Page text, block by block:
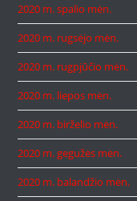
2020 m. spalio mėn.
2020 m. rugsėjo mėn.
2020 m. rugpjūčio mėn.
2020 m. liepos mėn.
2020 m. birželio mėn.
2020 m. gegužės mėn.
2020 m. balandžio mėn.